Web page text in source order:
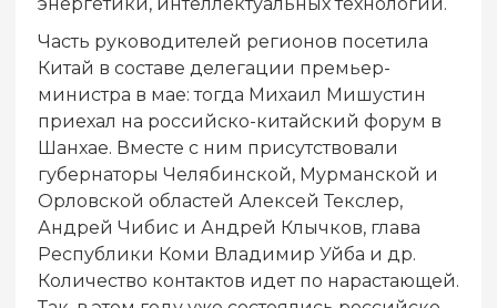
Часть руководителей регионов посетила
Китай в составе делегации премьер-
министра в мае: тогда Михаил Мишустин
приехал на российско-китайский форум в
Шанхае. Вместе с ним присутствовали
губернаторы Челябинской, Мурманской и
Орловской областей Алексей Текслер,
Андрей Чибис и Андрей Клычков, глава
Республики Коми Владимир Уйба и др.
Количество контактов идет по нарастающей.